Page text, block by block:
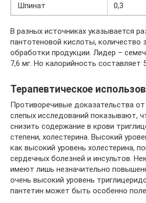
Шпинат
0,3
В разных источниках указывается
пантотеновой кислоты, количество
обработки продукции. Лидер –
7,6 мг. Но калорийность составляет
Терапевтическое
Противоречивые доказательства
слепых исследований показывают,
снизить содержание в крови
степени, холестерина. Высокий
как высокий уровень холестерина,
сердечных болезней и инсультов.
имеют лишь незначительно
очень высокий уровень
пантетин может быть особенно